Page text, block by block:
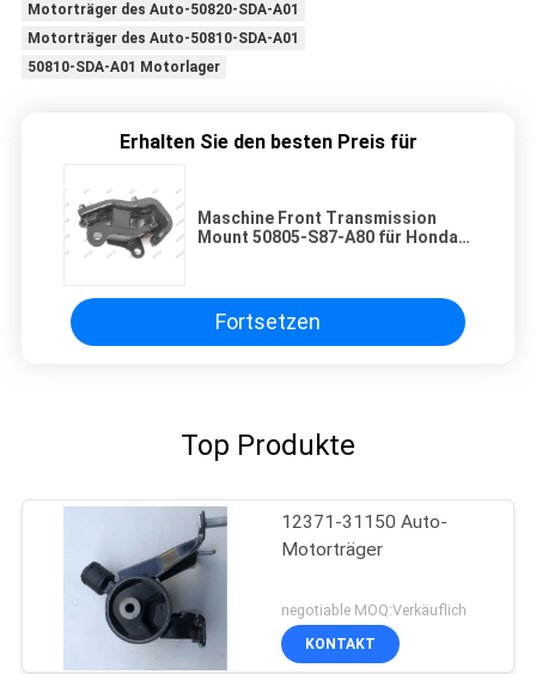
Motorträger des Auto-50820-SDA-A01
Motorträger des Auto-50810-SDA-A01
50810-SDA-A01 Motorlager
Erhalten Sie den besten Preis für
Maschine Front Transmission
Mount 50805-S87-A80 für Honda
Fortsetzen
Top Produkte
12371-31150 Auto-
Motorträger
negotiable MOQ:Verkäuflich
KONTAKT